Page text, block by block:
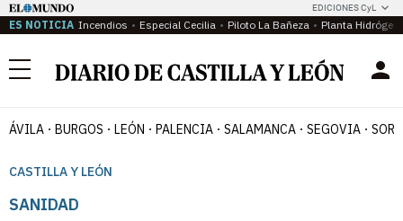
EDICIONES CyL
ES NOTICIA Incendios Especial Cecilia Piloto La Bañeza Planta
Menú
ÁVILA BURGOS LEÓN PALENCIA SALAMANCA SEGOVIA
CASTILLA Y LEÓN
SANIDAD